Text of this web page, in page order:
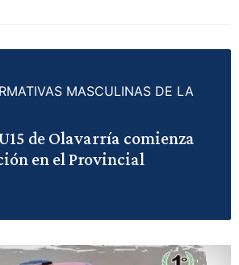
MASCULINAS DE LA
de Olavarría comienza
en el Provincial